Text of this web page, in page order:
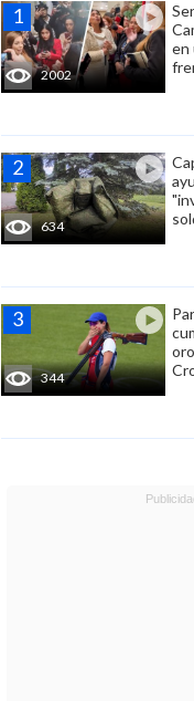
2002
en
634
344